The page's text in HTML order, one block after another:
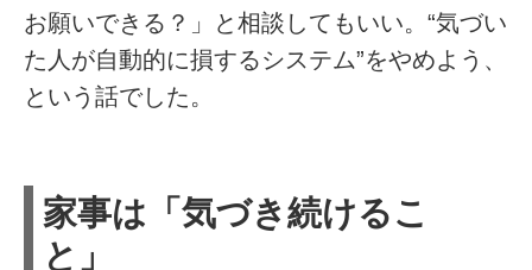
お願いできる？」と相談してもいい。“気づい
た人が自動的に損するシステム”をやめよう、
という話でした。
家事は「気づき続けるこ
と」